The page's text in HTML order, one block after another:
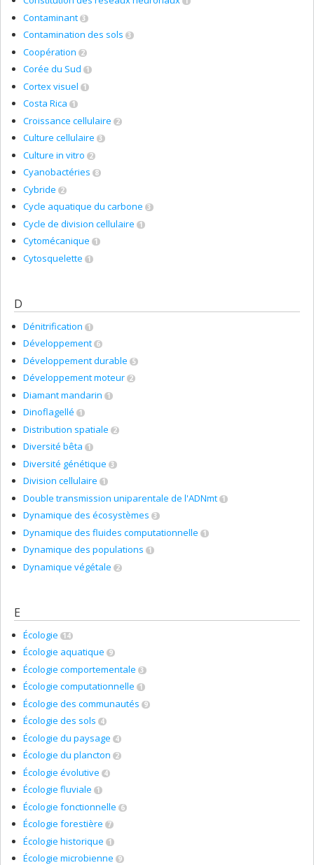
Contaminant 3
Contamination des sols 3
Coopération 2
Corée du Sud 1
Cortex visuel 1
Costa Rica 1
Croissance cellulaire 2
Culture cellulaire 3
Culture in vitro 2
Cyanobactéries 8
Cybride 2
Cycle aquatique du carbone 3
Cycle de division cellulaire 1
Cytomécanique 1
Cytosquelette 1
D
Dénitrification 1
Développement 6
Développement durable 5
Développement moteur 2
Diamant mandarin 1
Dinoflagellé 1
Distribution spatiale 2
Diversité bêta 1
Diversité génétique 3
Division cellulaire 1
Double transmission uniparentale de l'ADNmt 1
Dynamique des écosystèmes 3
Dynamique des fluides computationnelle 1
Dynamique des populations 1
Dynamique végétale 2
E
Écologie 14
Écologie aquatique 9
Écologie comportementale 3
Écologie computationnelle 1
Écologie des communautés 9
Écologie des sols 4
Écologie du paysage 4
Écologie du plancton 2
Écologie évolutive 4
Écologie fluviale 1
Écologie fonctionnelle 6
Écologie forestière 7
Écologie historique 1
Écologie microbienne 9